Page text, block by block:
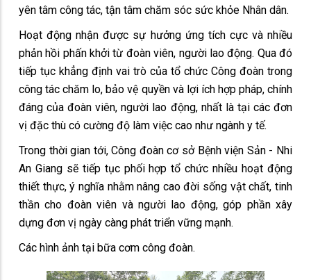
yên tâm công tác, tận tâm chăm sóc sức khỏe Nhân dân.
Hoạt động nhận được sự hưởng ứng tích cực và nhiều
phản hồi phấn khởi từ đoàn viên, người lao động. Qua đó
tiếp tục khẳng định vai trò của tổ chức Công đoàn trong
công tác chăm lo, bảo vệ quyền và lợi ích hợp pháp, chính
đáng của đoàn viên, người lao động, nhất là tại các đơn
vị đặc thù có cường độ làm việc cao như ngành y tế.
Trong thời gian tới, Công đoàn cơ sở Bệnh viện Sản - Nhi
An Giang sẽ tiếp tục phối hợp tổ chức nhiều hoạt động
thiết thực, ý nghĩa nhằm nâng cao đời sống vật chất, tinh
thần cho đoàn viên và người lao động, góp phần xây
dựng đơn vị ngày càng phát triển vững mạnh.
Các hình ảnh tại bữa cơm công đoàn.